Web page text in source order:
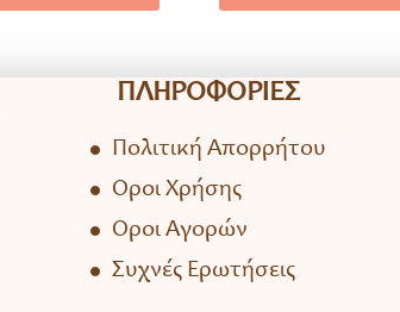
ΠΛΗΡΟΦΟΡΙΕΣ
Πολιτική Απορρήτου
Όροι Χρήσης
Όροι Αγορών
Συχνές Ερωτήσεις